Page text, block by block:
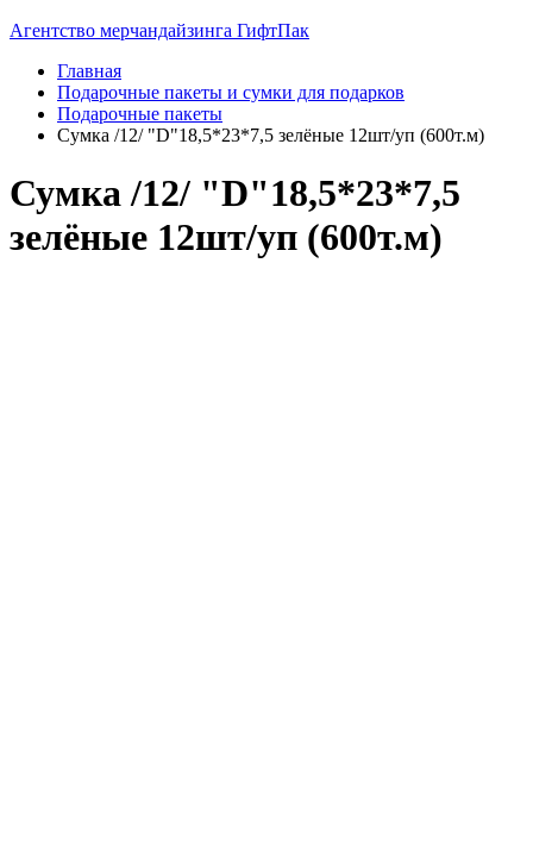
Агентство мерчандайзинга ГифтПак
Главная
Подарочные пакеты и сумки для подарков
Подарочные пакеты
Сумка /12/ "D"18,5*23*7,5 зелёные 12шт/уп (600т.м)
Сумка /12/ "D"18,5*23*7,5
зелёные 12шт/уп (600т.м)